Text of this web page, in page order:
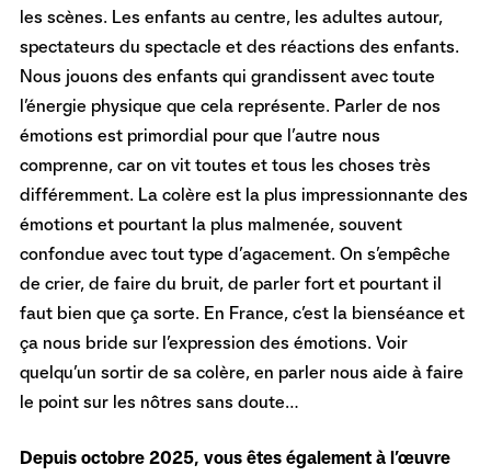
les scènes. Les enfants au centre, les adultes autour,
spectateurs du spectacle et des réactions des enfants.
Nous jouons des enfants qui grandissent avec toute
l’énergie physique que cela représente. Parler de nos
émotions est primordial pour que l’autre nous
comprenne, car on vit toutes et tous les choses très
différemment. La colère est la plus impressionnante des
émotions et pourtant la plus malmenée, souvent
confondue avec tout type d’agacement. On s’empêche
de crier, de faire du bruit, de parler fort et pourtant il
faut bien que ça sorte. En France, c’est la bienséance et
ça nous bride sur l’expression des émotions. Voir
quelqu’un sortir de sa colère, en parler nous aide à faire
le point sur les nôtres sans doute…
Depuis octobre 2025, vous êtes également à l’œuvre